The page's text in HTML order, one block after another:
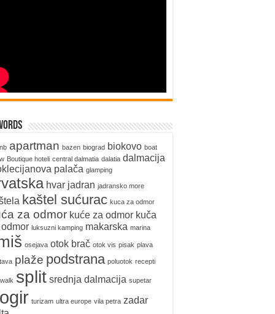
apartman bazen biograd biokovo boat
Boutique hoteli central dalmatia dalatia dalmacija
palača glamping
hvar jadran jadransko more
kaštel sućurac kuca za odmor
za odmor kuće za odmor kuča
luksuzni kamping makarska marina
osejava otok brač otok vis pisak plava
plaže podstrana poluotok recepti
split srednja dalmacija supetar
turizam ultra europe vila petra zadar